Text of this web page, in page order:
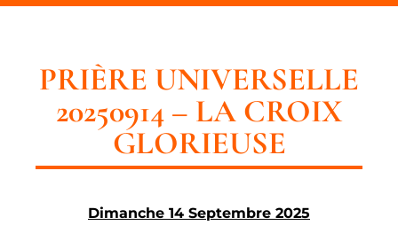
PRIÈRE UNIVERSELLE
20250914 – LA CROIX
GLORIEUSE
Dimanche 14 Septembre 2025